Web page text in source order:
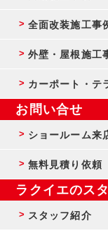
全面改装施工事
外壁・屋根施工
カーポート・テ
お問い合せ
ショールーム来
無料見積り依頼
ラクイエのス
スタッフ紹介